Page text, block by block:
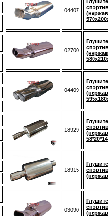
04407
02700
04409
18929
18915
03090